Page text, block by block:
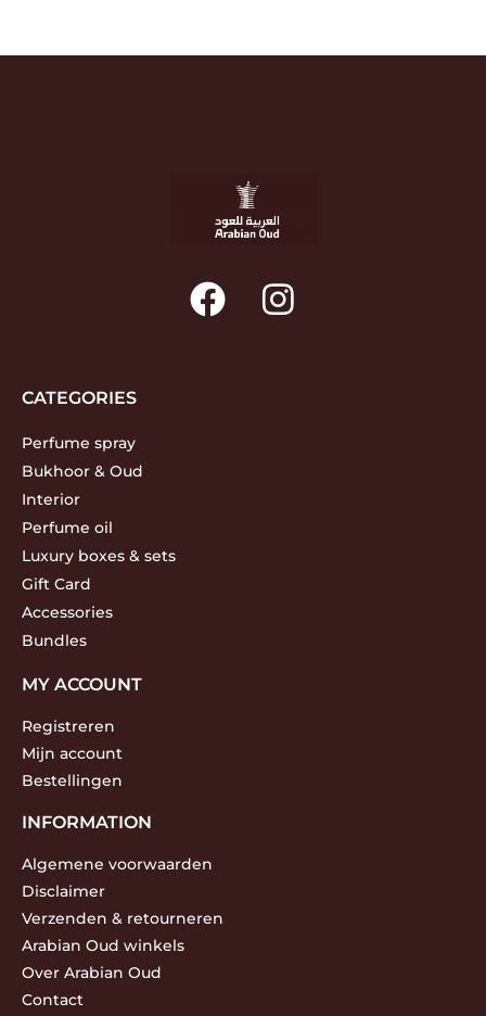
CATEGORIES
Perfume spray
Bukhoor & Oud
Interior
Perfume oil
Luxury boxes & sets
Gift Card
Accessories
Bundles
MY ACCOUNT
Registreren
Mijn account
Bestellingen
INFORMATION
Algemene voorwaarden
Disclaimer
Verzenden & retourneren
Arabian Oud winkels
Over Arabian Oud
Contact